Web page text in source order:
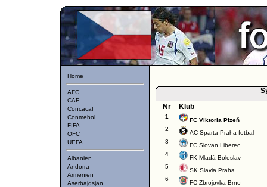
Home
AFC
CAF
Concacaf
Conmebol
FIFA
OFC
UEFA
Albanien
Andorra
Armenien
Aserbajdsjan
Nr
Klub
1
FC Viktoria Plzeň
2
AC Sparta Praha fotbal
3
FC Slovan Liberec
4
FK Mladá Boleslav
5
SK Slavia Praha
6
FC Zbrojovka Brno